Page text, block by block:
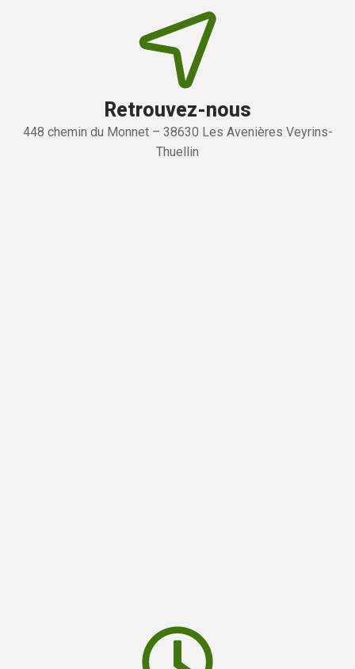
Retrouvez-nous
448 chemin du Monnet – 38630 Les Avenières Veyrins-
Thuellin